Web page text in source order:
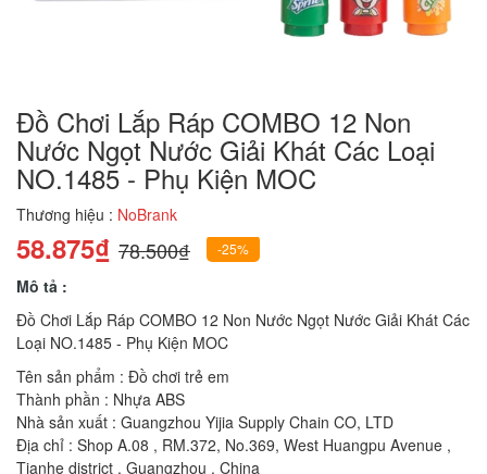
Đồ Chơi Lắp Ráp COMBO 12 Non
Nước Ngọt Nước Giải Khát Các Loại
NO.1485 - Phụ Kiện MOC
Thương hiệu : NoBrank
58.875₫ 78.500₫ -25%
Mô tả :
Đồ Chơi Lắp Ráp COMBO 12 Non Nước Ngọt Nước Giải Khát Các
Loại NO.1485 - Phụ Kiện MOC
Tên sản phẩm : Đồ chơi trẻ em
Thành phần : Nhựa ABS
Nhà sản xuất : Guangzhou Yijia Supply Chain CO, LTD
Địa chỉ : Shop A.08 , RM.372, No.369, West Huangpu Avenue ,
Tianhe district , Guangzhou , China